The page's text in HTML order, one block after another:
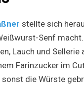
stellte sich
Senf
Lauch und Sellerie
Farinzucker im
die Würste